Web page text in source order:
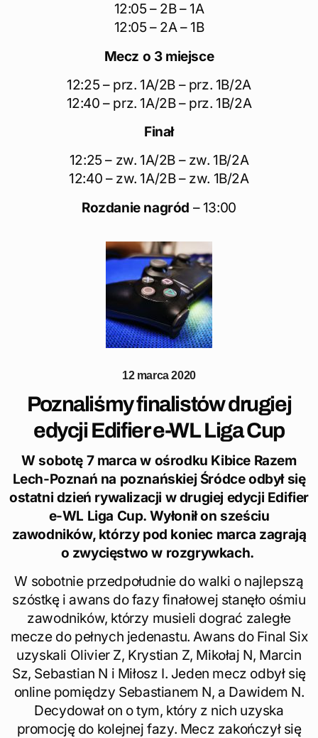
12:05 – 2B – 1A
12:05 – 2A – 1B
Mecz o 3 miejsce
12:25 – prz. 1A/2B – prz. 1B/2A
12:40 – prz. 1A/2B – prz. 1B/2A
Finał
12:25 – zw. 1A/2B – zw. 1B/2A
12:40 – zw. 1A/2B – zw. 1B/2A
Rozdanie nagród – 13:00
12 marca 2020
Poznaliśmy finalistów drugiej
edycji Edifier e-WL Liga Cup
W sobotę 7 marca w ośrodku Kibice Razem
Lech-Poznań na poznańskiej Śródce odbył się
ostatni dzień rywalizacji w drugiej edycji Edifier
e-WL Liga Cup. Wyłonił on sześciu
zawodników, którzy pod koniec marca zagrają
o zwycięstwo w rozgrywkach.
W sobotnie przedpołudnie do walki o najlepszą
szóstkę i awans do fazy finałowej stanęło ośmiu
zawodników, którzy musieli dograć zaległe
mecze do pełnych jedenastu. Awans do Final Six
uzyskali Olivier Z, Krystian Z, Mikołaj N, Marcin
Sz, Sebastian N i Miłosz I. Jeden mecz odbył się
online pomiędzy Sebastianem N, a Dawidem N.
Decydował on o tym, który z nich uzyska
promocję do kolejnej fazy. Mecz zakończył się